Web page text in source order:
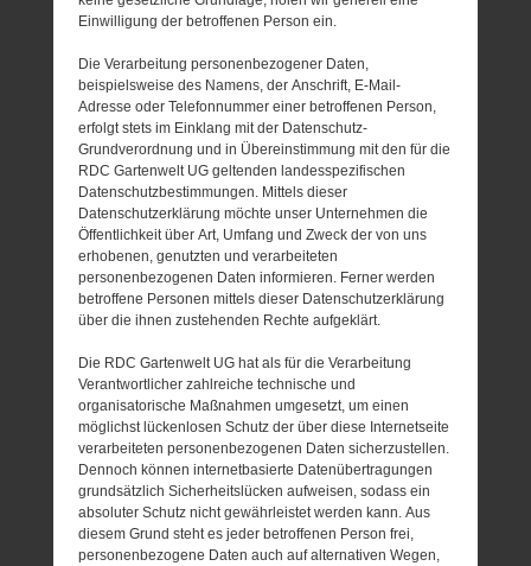
Einwilligung der betroffenen Person ein.
Die Verarbeitung personenbezogener Daten,
beispielsweise des Namens, der Anschrift, E-Mail-
Adresse oder Telefonnummer einer betroffenen Person,
erfolgt stets im Einklang mit der Datenschutz-
Grundverordnung und in Übereinstimmung mit den für die
RDC Gartenwelt UG geltenden landesspezifischen
Datenschutzbestimmungen. Mittels dieser
Datenschutzerklärung möchte unser Unternehmen die
Öffentlichkeit über Art, Umfang und Zweck der von uns
erhobenen, genutzten und verarbeiteten
personenbezogenen Daten informieren. Ferner werden
betroffene Personen mittels dieser Datenschutzerklärung
über die ihnen zustehenden Rechte aufgeklärt.
Die RDC Gartenwelt UG hat als für die Verarbeitung
Verantwortlicher zahlreiche technische und
organisatorische Maßnahmen umgesetzt, um einen
möglichst lückenlosen Schutz der über diese Internetseite
verarbeiteten personenbezogenen Daten sicherzustellen.
Dennoch können internetbasierte Datenübertragungen
grundsätzlich Sicherheitslücken aufweisen, sodass ein
absoluter Schutz nicht gewährleistet werden kann. Aus
diesem Grund steht es jeder betroffenen Person frei,
personenbezogene Daten auch auf alternativen Wegen,